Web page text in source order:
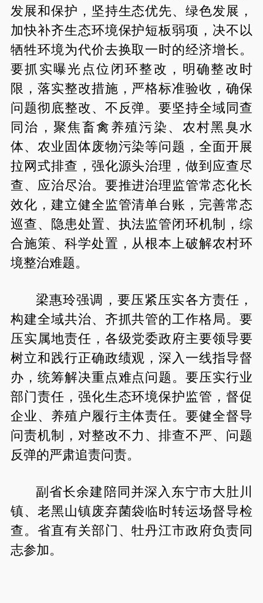
发展和保护，坚持生态优先、绿色发展，
加快补齐生态环境保护短板弱项，决不以
牺牲环境为代价去换取一时的经济增长。
要抓实曝光点位闭环整改，明确整改时
限，落实整改措施，严格标准验收，确保
问题彻底整改、不反弹。要坚持全域同查
同治，聚焦畜禽养殖污染、农村黑臭水
体、农业固体废物污染等问题，全面开展
拉网式排查，强化源头治理，做到应查尽
查、应治尽治。要推进治理监管常态化长
效化，建立健全监管清单台账，完善常态
巡查、隐患处置、执法监管闭环机制，综
合施策、科学处置，从根本上破解农村环
境整治难题。
梁惠玲强调，要压紧压实各方责任，
构建全域共治、齐抓共管的工作格局。要
压实属地责任，各级党委政府主要领导要
树立和践行正确政绩观，深入一线指导督
办，统筹解决重点难点问题。要压实行业
部门责任，强化生态环境保护监管，督促
企业、养殖户履行主体责任。要健全督导
问责机制，对整改不力、排查不严、问题
反弹的严肃追责问责。
副省长余建陪同并深入东宁市大肚川
镇、老黑山镇废弃菌袋临时转运场督导检
查。省直有关部门、牡丹江市政府负责同
志参加。